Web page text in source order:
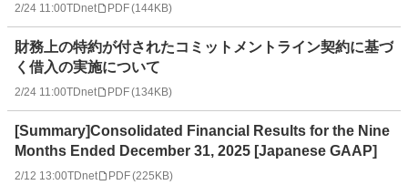
2/24 11:00TDnet PDF(144KB)
財務上の特約が付されたコミットメントライン契約に基づ
く借入の実施について
2/24 11:00TDnet PDF(134KB)
[Summary]Consolidated Financial Results for the Nine
Months Ended December 31, 2025 [Japanese GAAP]
2/12 13:00TDnet PDF(225KB)